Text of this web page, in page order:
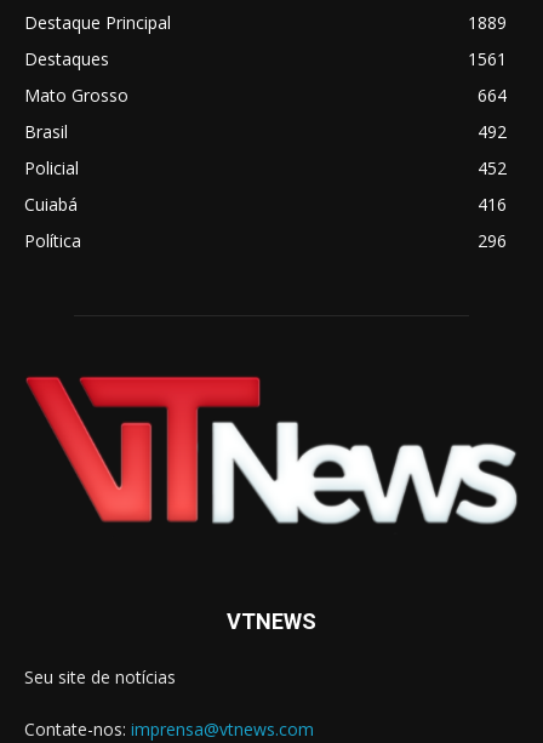
Destaque Principal
1889
Destaques
1561
Mato Grosso
664
Brasil
492
Policial
452
Cuiabá
416
Política
296
VTNEWS
Seu site de notícias
Contate-nos: imprensa@vtnews.com